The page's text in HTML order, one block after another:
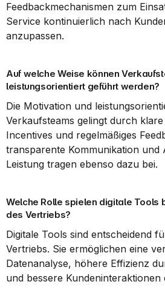
Feedbackmechanismen zum
Service kontinuierlich nach
anzupassen.
Auf welche Weise können
leistungsorientiert geführt werden?
Die Motivation und
Verkaufsteams gelingt durch
Incentives und regelmäßiges
transparente Kommunikation
Leistung tragen ebenso dazu bei.
Welche Rolle spielen digitale Tools
des Vertriebs?
Digitale Tools sind entscheidend
Vertriebs. Sie ermöglichen eine
Datenanalyse, höhere Effizienz
und bessere Kundeninteraktionen